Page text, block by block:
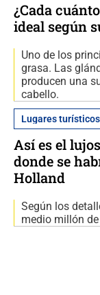
¿Cada
ideal según
Uno de los
grasa. Las
producen una
cabello.
Lugares turísticos
Así es el
donde se
Holland
Según los
medio millón